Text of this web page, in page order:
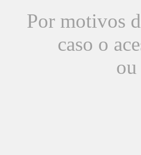
Por motivos
caso o